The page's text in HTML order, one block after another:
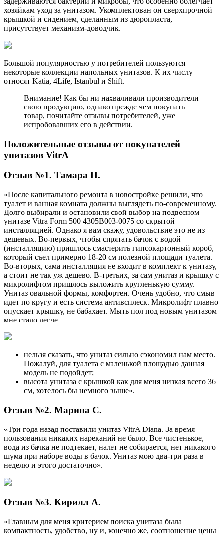
хозяйкам уход за унитазом. Укомплектован он сверхпрочной
крышкой и сидением, сделанным из дюропласта,
присутствует механизм-доводчик.
Большой популярностью у потребителей пользуются
некоторые коллекции напольных унитазов. К их числу
относят Katia, 4Life, Istanbul и Shift.
Внимание! Как бы ни нахваливали производители
свою продукцию, однако прежде чем покупать
товар, почитайте отзывы потребителей, уже
испробовавших его в действии.
Положительные отзывы от покупателей
унитазов VitrA
Отзыв №1. Тамара Н.
«После капитального ремонта в новостройке решили, что
туалет и ванная комната должны выглядеть по-современному.
Долго выбирали и остановили свой выбор на подвесном
унитазе Vitra Form 500 4305B003-0075 со скрытой
инсталляцией. Однако я вам скажу, удовольствие это не из
дешевых. Во-первых, чтобы спрятать бачок с водой
(инсталляцию) пришлось смастерить гипсокартонный короб,
который съел примерно 18-20 см полезной площади туалета.
Во-вторых, сама инсталляция не входит в комплект к унитазу,
а стоит не так уж дешево. В-третьих, за сам унитаз и крышку с
микролифтом пришлось выложить кругленькую сумму.
Унитаз овальной формы, комфортен. Очень удобно, что смыв
идет по кругу и есть система антивсплеск. Микролифт плавно
опускает крышку, не бабахает. Мыть пол под новым унитазом
мне стало легче.
нельзя сказать, что унитаз сильно сэкономил нам место.
Пожалуй, для туалета с маленькой площадью данная
модель не подойдет;
высота унитаза с крышкой как для меня низкая всего 36
см, хотелось бы немного выше».
Отзыв №2. Марина С.
«Три года назад поставили унитаз VitrA Diana. За время
пользования никаких нареканий не было. Все чистенькое,
вода из бачка не подтекает, налет не собирается, нет никакого
шума при наборе воды в бачок. Унитаз мою два-три раза в
неделю и этого достаточно».
Отзыв №3. Кирилл А.
«Главным для меня критерием поиска унитаза была
компактность, удобство, ну и, конечно же, соотношение цены